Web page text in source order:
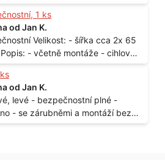
dům - jedná se o
v zarámovaném a proskleném
bude i demontáž
prosklených,
dodavatele k
a termínu dodávky.
1 ks
od Jan K.
cca 2x 65
chodby - rozměry bez zárubní
- 1 ks Lokalita: - Praha 7 - Holešovice
od Jan K.
- se zárubněmi a montáží bez